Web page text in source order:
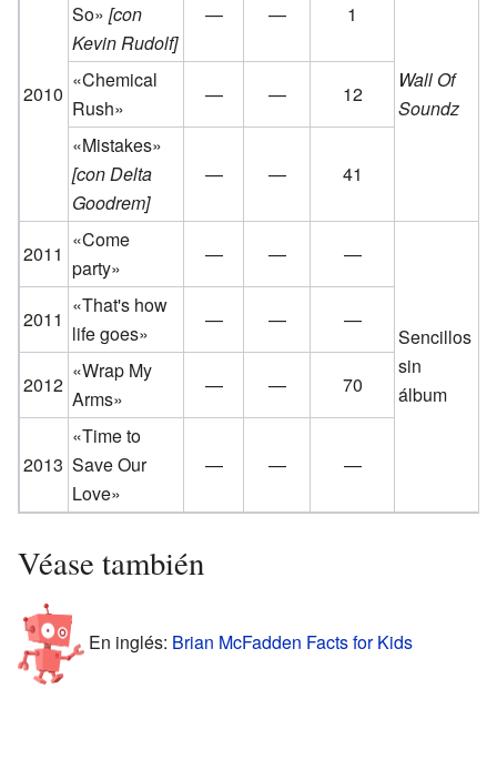
2010
So»[con
Kevin Rudolf]
— — 1
Wall Of
Soundz
«Chemical
Rush»
— —
12
«Mistakes»
[con Delta
Goodrem]
— — 41
2011
«Come
party»
— — —
Sencillos
sin
álbum
2011
«That's how
life goes»
— — —
2012
«Wrap My
Arms»
— — 70
2013
«Time to
Save Our
Love»
— — —
Véase también
En inglés: Brian McFadden Facts for Kids